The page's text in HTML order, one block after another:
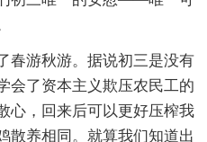
春游秋游。据说初三是没有
会了资本主义欺压农民工的
心，回来后可以更好压榨我
散养相同。就算我们知道出